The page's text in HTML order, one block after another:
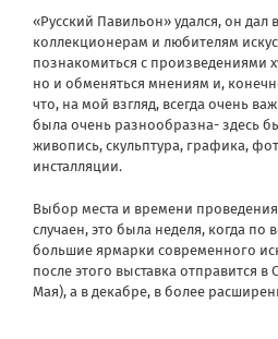
«Русский Павильон» удался, он
коллекционерам и любителям
познакомиться с произведениями
но и обменяться мнениям и,
что, на мой взгляд, всегда очень
была очень разнообразна- здесь
живопись, скульптура, графика,
инсталляции.
Выбор места и времени
случаен, это была неделя, когда по
большие ярмарки современного
после этого выставка отправится
Мая), а в декабре, в более